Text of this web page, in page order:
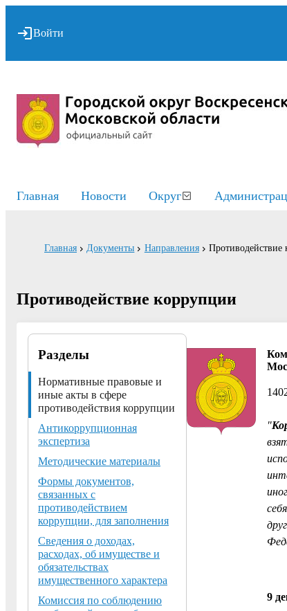
Войти
Главная Новости Округ
Главная Документы Направления Противодействие
Противодействие коррупции
Разделы
Нормативные правовые и
иные акты в сфере
противодействия коррупции
Антикоррупционная
экспертиза
Методические материалы
Формы документов,
связанных с
противодействием
коррупции, для заполнения
Сведения о доходах,
расходах, об имуществе и
обязательствах
имущественного характера
Комиссия по соблюдению
"
9